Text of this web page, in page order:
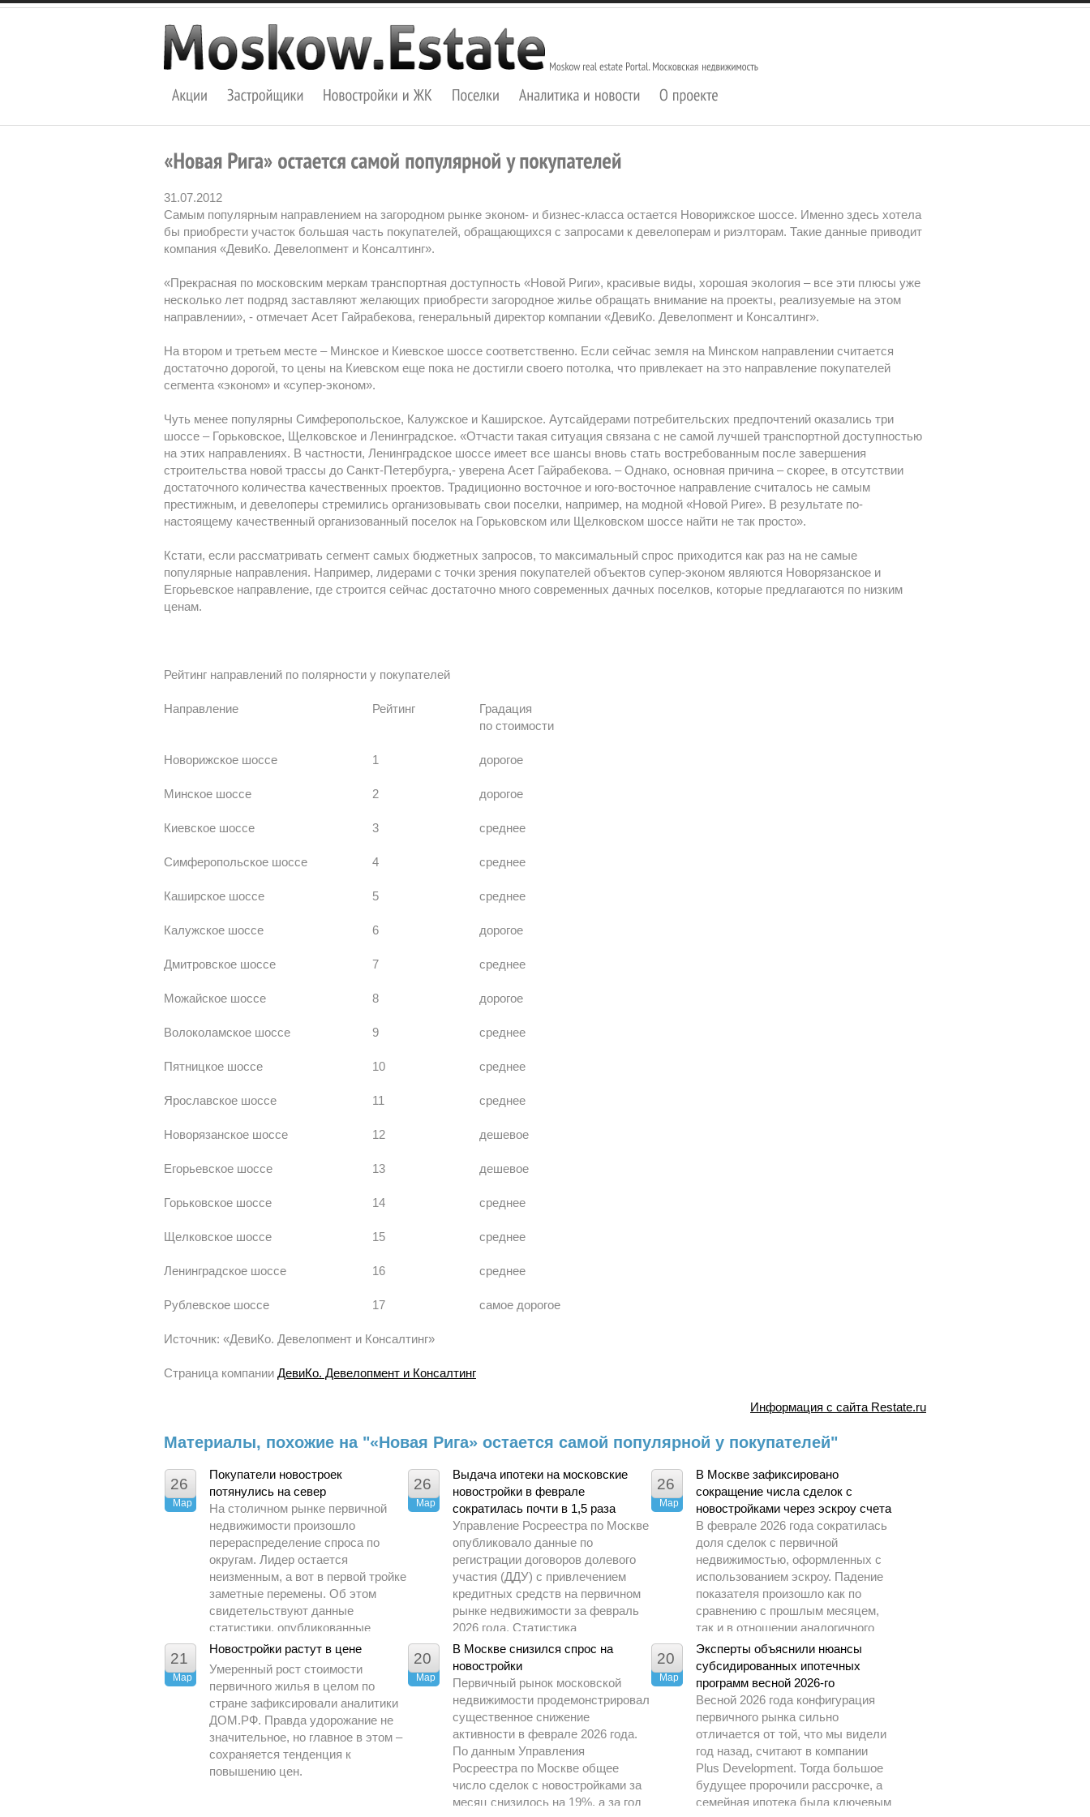
31.07.2012
Самым популярным направлением на загородном рынке эконом- и бизнес-класса остается Новорижское шоссе. Именно здесь хотела
бы приобрести участок большая часть покупателей, обращающихся с запросами к девелоперам и риэлторам. Такие данные приводит
компания «ДевиКо. Девелопмент и Консалтинг».
«Прекрасная по московским меркам транспортная доступность «Новой Риги», красивые виды, хорошая экология – все эти плюсы уже
несколько лет подряд заставляют желающих приобрести загородное жилье обращать внимание на проекты, реализуемые на этом
направлении», - отмечает Асет Гайрабекова, генеральный директор компании «ДевиКо. Девелопмент и Консалтинг».
На втором и третьем месте – Минское и Киевское шоссе соответственно. Если сейчас земля на Минском направлении считается
достаточно дорогой, то цены на Киевском еще пока не достигли своего потолка, что привлекает на это направление покупателей
сегмента «эконом» и «супер-эконом».
Чуть менее популярны Симферопольское, Калужское и Каширское. Аутсайдерами потребительских предпочтений оказались три
шоссе – Горьковское, Щелковское и Ленинградское. «Отчасти такая ситуация связана с не самой лучшей транспортной доступностью
на этих направлениях. В частности, Ленинградское шоссе имеет все шансы вновь стать востребованным после завершения
строительства новой трассы до Санкт-Петербурга,- уверена Асет Гайрабекова. – Однако, основная причина – скорее, в отсутствии
достаточного количества качественных проектов. Традиционно восточное и юго-восточное направление считалось не самым
престижным, и девелоперы стремились организовывать свои поселки, например, на модной «Новой Риге». В результате по-
настоящему качественный организованный поселок на Горьковском или Щелковском шоссе найти не так просто».
Кстати, если рассматривать сегмент самых бюджетных запросов, то максимальный спрос приходится как раз на не самые
популярные направления. Например, лидерами с точки зрения покупателей объектов супер-эконом являются Новорязанское и
Егорьевское направление, где строится сейчас достаточно много современных дачных поселков, которые предлагаются по низким
ценам.
Рейтинг направлений по полярности у покупателей
Направление Рейтинг
Градация
по стоимости
Новорижское шоссе 1 дорогое
Минское шоссе 2 дорогое
Киевское шоссе 3 среднее
Симферопольское шоссе 4 среднее
Каширское шоссе 5 среднее
Калужское шоссе 6 дорогое
Дмитровское шоссе 7 среднее
Можайское шоссе 8 дорогое
Волоколамское шоссе 9 среднее
Пятницкое шоссе 10 среднее
Ярославское шоссе 11 среднее
Новорязанское шоссе 12 дешевое
Егорьевское шоссе 13 дешевое
Горьковское шоссе 14 среднее
Щелковское шоссе 15 среднее
Ленинградское шоссе 16 среднее
Рублевское шоссе 17 самое дорогое
Источник: «ДевиКо. Девелопмент и Консалтинг»
Страница компании ДевиКо. Девелопмент и Консалтинг
Информация с сайта Restate.ru
Материалы, похожие на "«Новая Рига» остается самой популярной у покупателей"
26
Мар
Покупатели новостроек
потянулись на север
На столичном рынке первичной
недвижимости произошло
перераспределение спроса по
округам. Лидер остается
неизменным, а вот в первой тройке
заметные перемены. Об этом
свидетельствуют данные
статистики, опубликованные
Управлением Росреестра по
Москве.
26
Мар
Выдача ипотеки на московские
новостройки в феврале
сократилась почти в 1,5 раза
Управление Росреестра по Москве
опубликовало данные по
регистрации договоров долевого
участия (ДДУ) с привлечением
кредитных средств на первичном
рынке недвижимости за февраль
2026 года. Статистика
демонстрирует заметное
охлаждение спроса по сравнению
с предыдущими периодами.
26
Мар
В Москве зафиксировано
сокращение числа сделок с
новостройками через эскроу счета
В феврале 2026 года сократилась
доля сделок с первичной
недвижимостью, оформленных с
использованием эскроу. Падение
показателя произошло как по
сравнению с прошлым месяцем,
так и в отношении аналогичного
периода 2025 года.
21
Мар
Новостройки растут в цене
Умеренный рост стоимости
первичного жилья в целом по
стране зафиксировали аналитики
ДОМ.РФ. Правда удорожание не
значительное, но главное в этом –
сохраняется тенденция к
повышению цен.
20
Мар
В Москве снизился спрос на
новостройки
Первичный рынок московской
недвижимости продемонстрировал
существенное снижение
активности в феврале 2026 года.
По данным Управления
Росреестра по Москве общее
число сделок с новостройками за
месяц снизилось на 19%, а за год
20
Мар
Эксперты объяснили нюансы
субсидированных ипотечных
программ весной 2026-го
Весной 2026 года конфигурация
первичного рынка сильно
отличается от той, что мы видели
год назад, считают в компании
Plus Development. Тогда большое
будущее пророчили рассрочке, а
семейная ипотека была ключевым